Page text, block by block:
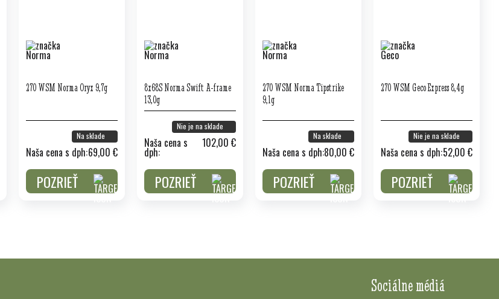
270 WSM Norma Oryx 9,7g
Na sklade
Naša cena s dph:69,00 €
POZRIEŤ
8x68S Norma Swift A-frame
13,0g
Nie je na sklade
Naša cena s
dph:
102,00 €
POZRIEŤ
270 WSM Norma Tipstrike
9,1g
Na sklade
Naša cena s dph:80,00 €
POZRIEŤ
270 WSM Geco Express 8,4g
Nie je na sklade
Naša cena s dph:52,00 €
POZRIEŤ
Sociálne médiá